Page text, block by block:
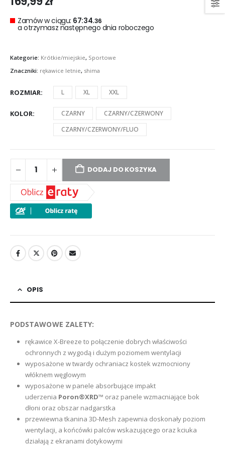
Zamów w ciągu: 67:34.35
a otrzymasz następnego dnia roboczego
Kategorie: Krótkie/miejskie, Sportowe
Znaczniki: rękawice letnie, shima
ROZMIAR L XL XXL
KOLOR CZARNY
CZARNY/CZERWONY
CZARNY/CZERWONY/FLUO
DODAJ DO KOSZYKA
OPIS
PODSTAWOWE ZALETY:
rękawice X-Breeze to połączenie dobrych właściwości
ochronnych z wygodą i dużym poziomem wentylacji
wyposażone w twardy ochraniacz kostek wzmocniony
włóknem węglowym
wyposażone w panele absorbujące impakt
uderzenia Poron®XRD™ oraz panele wzmacniające bok
dłoni oraz obszar nadgarstka
przewiewna tkanina 3D-Mesh zapewnia doskonały poziom
wentylacji, a końcówki palców wskazującego oraz kciuka
działają z ekranami dotykowymi